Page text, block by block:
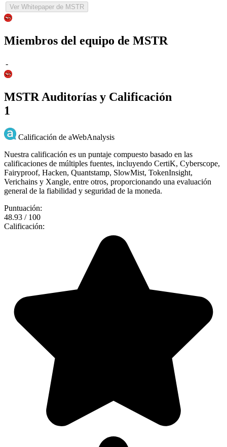
Ver Whitepaper de MSTR
Miembros del equipo de MSTR
-
MSTR Auditorías y Calificación
1
Calificación de aWebAnalysis
Nuestra calificación es un puntaje compuesto basado en las
calificaciones de múltiples fuentes, incluyendo CertiK, Cyberscope,
Fairyproof, Hacken, Quantstamp, SlowMist, TokenInsight,
Verichains y Xangle, entre otros, proporcionando una evaluación
general de la fiabilidad y seguridad de la moneda.
Puntuación:
48.93 / 100
Calificación: